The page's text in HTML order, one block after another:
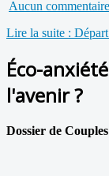
Aucun commentaire
Lire la suite :
Éco-
l'avenir ?
Dossier de